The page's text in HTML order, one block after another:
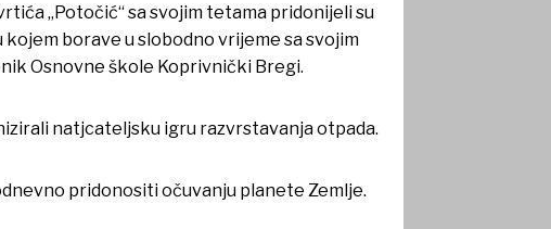
„Potočić“ sa svojim tetama pridonijeli su
borave u slobodno vrijeme sa svojim
Osnovne škole Koprivnički Bregi.
natjcateljsku igru razvrstavanja otpada.
pridonositi očuvanju planete Zemlje.